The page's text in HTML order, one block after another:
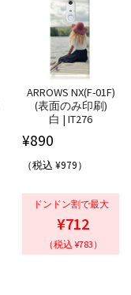
ARROWS NX(F-01F)
(表面のみ印刷)
白 | IT276
¥890
（税込 ¥979）
ドンドン割で最大
¥712
（税込 ¥783）